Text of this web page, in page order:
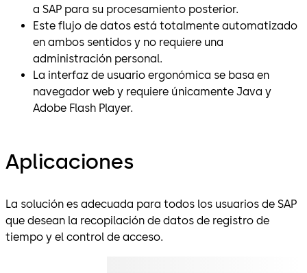
a SAP para su procesamiento posterior.
Este flujo de datos está totalmente automatizado
en ambos sentidos y no requiere una
administración personal.
La interfaz de usuario ergonómica se basa en
navegador web y requiere únicamente Java y
Adobe Flash Player.
Aplicaciones
La solución es adecuada para todos los usuarios de SAP
que desean la recopilación de datos de registro de
tiempo y el control de acceso.